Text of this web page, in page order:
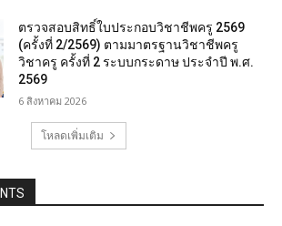
ตรวจสอบสิทธิ์ใบประกอบวิชาชีพครู 2569
(ครั้งที่ 2/2569) ตามมาตรฐานวิชาชีพครู
วิชาครู ครั้งที่ 2 ระบบกระดาษ ประจำปี พ.ศ.
2569
6 สิงหาคม 2026
โหลดเพิ่มเติม